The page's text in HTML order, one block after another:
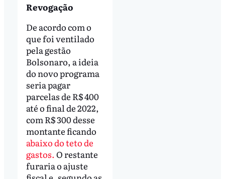
Revogação
De acordo com o
que foi ventilado
pela gestão
Bolsonaro, a ideia
do novo programa
seria pagar
parcelas de R$ 400
até o final de 2022,
com R$ 300 desse
montante ficando
abaixo do teto de
gastos. O restante
furaria o ajuste